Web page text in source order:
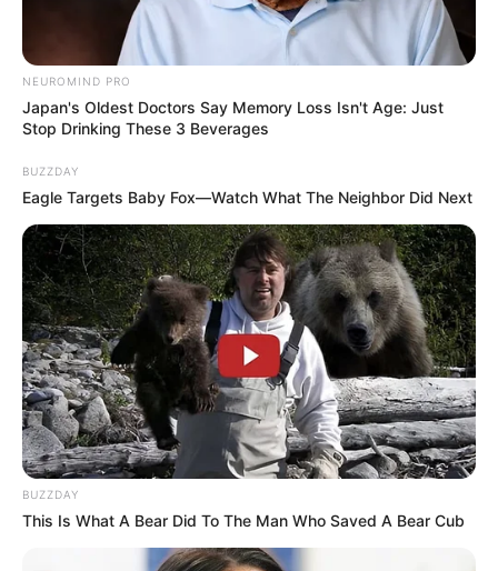
Keisha Alvaro sebagai Roni
Emiliano Fernando Cortizo sebagai Gino
Renald Ramadhan sebagai Satria
Ratu Sofya sebagai Lili
Rayensyah Rassya Hidayah sebagai Indro
Aqeela Calista sebagai Ria
Saskia Chadwick sebagai Santi
Dianda Sabrina sebagai Gina
Jefan Nathanio sebagai Beben
Gemavya sebagai Edo
TAGS DARI JENDELA SMP ONGOING SINETRON
NEUROMIND PRO
Japan's Oldest Doctors Say Memory Loss Isn't Age: Just
Stop Drinking These 3 Beverages
BUZZDAY
Eagle Targets Baby Fox—Watch What The Neighbor Did Next
BUZZDAY
This Is What A Bear Did To The Man Who Saved A Bear Cub